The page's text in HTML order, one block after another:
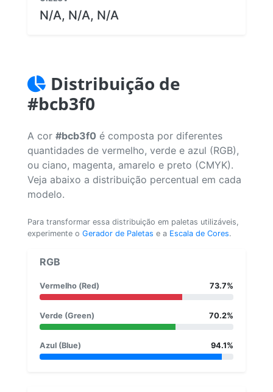
N/A, N/A, N/A
Distribuição de
#bcb3f0
A cor #bcb3f0 é composta por diferentes
quantidades de vermelho, verde e azul (RGB),
ou ciano, magenta, amarelo e preto (CMYK).
Veja abaixo a distribuição percentual em cada
modelo.
Para transformar essa distribuição em paletas utilizáveis,
experimente o Gerador de Paletas e a Escala de Cores.
RGB
Vermelho (Red) 73.7%
Verde (Green) 70.2%
Azul (Blue) 94.1%